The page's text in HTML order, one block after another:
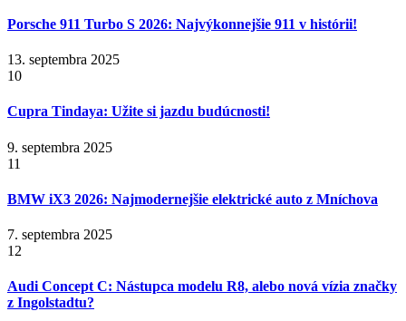
Porsche 911 Turbo S 2026: Najvýkonnejšie 911 v histórii!
13. septembra 2025
10
Cupra Tindaya: Užite si jazdu budúcnosti!
9. septembra 2025
11
BMW iX3 2026: Najmodernejšie elektrické auto z Mníchova
7. septembra 2025
12
Audi Concept C: Nástupca modelu R8, alebo nová vízia značky
z Ingolstadtu?